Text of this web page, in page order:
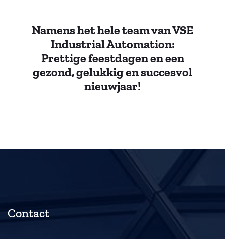
Namens het hele team van VSE
Industrial Automation:
Prettige feestdagen en een
gezond, gelukkig en succesvol
nieuwjaar!
Contact